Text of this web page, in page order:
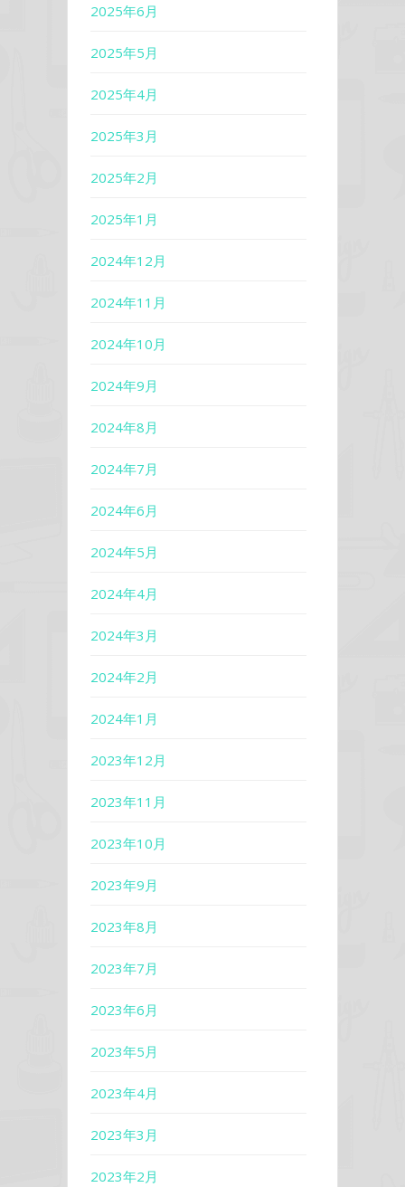
2025年6月
2025年5月
2025年4月
2025年3月
2025年2月
2025年1月
2024年12月
2024年11月
2024年10月
2024年9月
2024年8月
2024年7月
2024年6月
2024年5月
2024年4月
2024年3月
2024年2月
2024年1月
2023年12月
2023年11月
2023年10月
2023年9月
2023年8月
2023年7月
2023年6月
2023年5月
2023年4月
2023年3月
2023年2月